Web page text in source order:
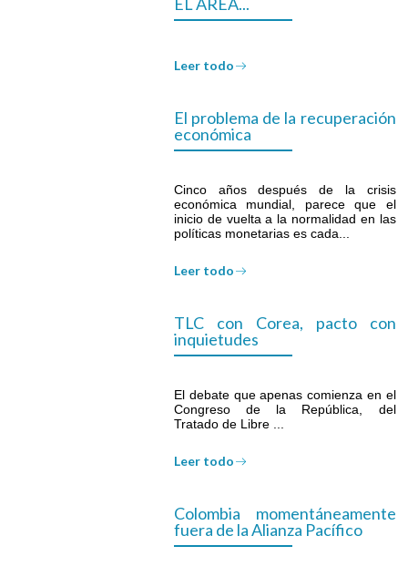
Leer todo
El problema de la recuperación
económica
Cinco años después de la crisis
económica mundial, parece que el
inicio de vuelta a la normalidad en las
políticas monetarias es cada...
Leer todo
TLC con Corea, pacto con
inquietudes
El debate que apenas comienza en el
Congreso de la República, del
Tratado de Libre ...
Leer todo
Colombia momentáneamente
fuera de la Alianza Pacífico